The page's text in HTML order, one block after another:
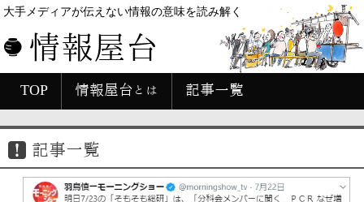
大手メディアが伝えない情報の意味を読み解く
情報屋台
TOP 情報屋台とは 記事一覧
記事一覧